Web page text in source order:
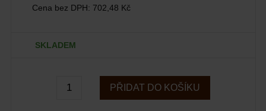
Cena bez DPH: 702,48 Kč
SKLADEM
PŘIDAT DO KOŠÍKU